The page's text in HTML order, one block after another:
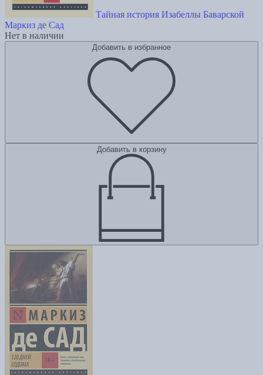
Тайная история Изабеллы Баварской
Маркиз де Сад
Нет в наличии
Добавить в избранное
Добавить в корзину